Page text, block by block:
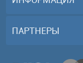
ПАРТНЕРЫ